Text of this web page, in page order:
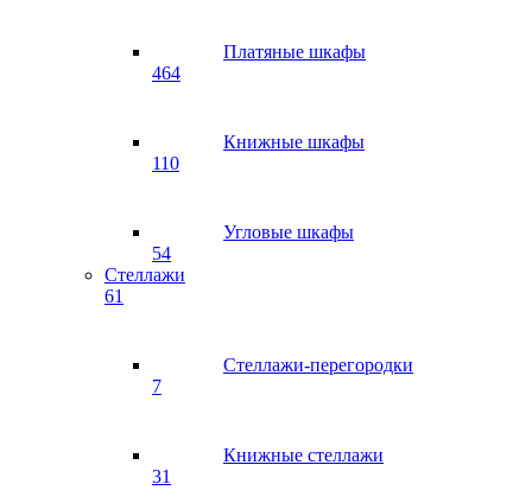
Платяные шкафы
464
Книжные шкафы
110
Угловые шкафы
54
Стеллажи
61
Стеллажи-перегородки
7
Книжные стеллажи
31